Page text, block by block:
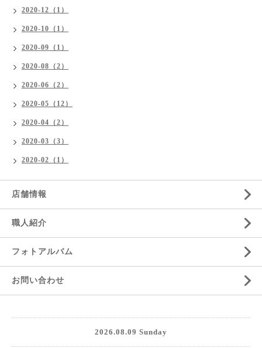
2020-12（1）
2020-10（1）
2020-09（1）
2020-08（2）
2020-06（2）
2020-05（12）
2020-04（2）
2020-03（3）
2020-02（1）
店舗情報
職人紹介
フォトアルバム
お問い合わせ
2026.08.09 Sunday